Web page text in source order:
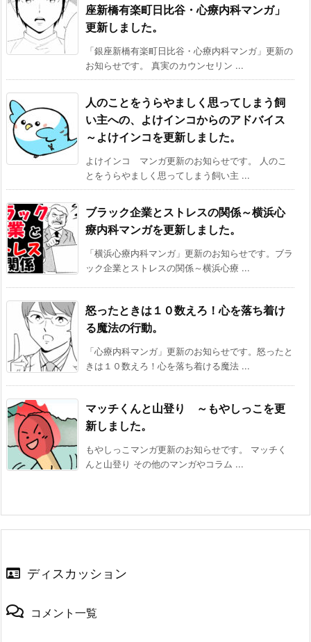
座新橋有楽町日比谷・心療内科マンガ」
更新しました。
「銀座新橋有楽町日比谷・心療内科マンガ」更新の
お知らせです。 真実のカウンセリン ...
人のことをうらやましく思ってしまう飼
い主への、よけインコからのアドバイス
～よけインコを更新しました。
よけインコ マンガ更新のお知らせです。 人のこ
とをうらやましく思ってしまう飼い主 ...
ブラック企業とストレスの関係～横浜心
療内科マンガを更新しました。
「横浜心療内科マンガ」更新のお知らせです。ブラ
ック企業とストレスの関係～横浜心療 ...
怒ったときは１０数えろ！心を落ち着け
る魔法の行動。
「心療内科マンガ」更新のお知らせです。怒ったと
きは１０数えろ！心を落ち着ける魔法 ...
マッチくんと山登り ～もやしっこを更
新しました。
もやしっこマンガ更新のお知らせです。 マッチく
んと山登り その他のマンガやコラム ...
ディスカッション
コメント一覧